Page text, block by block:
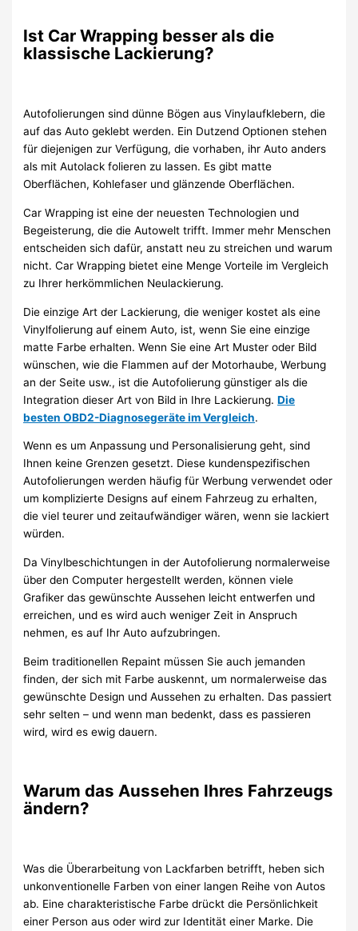
Ist Car Wrapping besser als die
klassische Lackierung?
Autofolierungen sind dünne Bögen aus Vinylaufklebern, die
auf das Auto geklebt werden. Ein Dutzend Optionen stehen
für diejenigen zur Verfügung, die vorhaben, ihr Auto anders
als mit Autolack folieren zu lassen. Es gibt matte
Oberflächen, Kohlefaser und glänzende Oberflächen.
Car Wrapping ist eine der neuesten Technologien und
Begeisterung, die die Autowelt trifft. Immer mehr Menschen
entscheiden sich dafür, anstatt neu zu streichen und warum
nicht. Car Wrapping bietet eine Menge Vorteile im Vergleich
zu Ihrer herkömmlichen Neulackierung.
Die einzige Art der Lackierung, die weniger kostet als eine
Vinylfolierung auf einem Auto, ist, wenn Sie eine einzige
matte Farbe erhalten. Wenn Sie eine Art Muster oder Bild
wünschen, wie die Flammen auf der Motorhaube, Werbung
an der Seite usw., ist die Autofolierung günstiger als die
Integration dieser Art von Bild in Ihre Lackierung.Die
besten OBD2-Diagnosegeräte im Vergleich.
Wenn es um Anpassung und Personalisierung geht, sind
Ihnen keine Grenzen gesetzt. Diese kundenspezifischen
Autofolierungen werden häufig für Werbung verwendet oder
um komplizierte Designs auf einem Fahrzeug zu erhalten,
die viel teurer und zeitaufwändiger wären, wenn sie lackiert
würden.
Da Vinylbeschichtungen in der Autofolierung normalerweise
über den Computer hergestellt werden, können viele
Grafiker das gewünschte Aussehen leicht entwerfen und
erreichen, und es wird auch weniger Zeit in Anspruch
nehmen, es auf Ihr Auto aufzubringen.
Beim traditionellen Repaint müssen Sie auch jemanden
finden, der sich mit Farbe auskennt, um normalerweise das
gewünschte Design und Aussehen zu erhalten. Das passiert
sehr selten – und wenn man bedenkt, dass es passieren
wird, wird es ewig dauern.
Warum das Aussehen Ihres Fahrzeugs
ändern?
Was die Überarbeitung von Lackfarben betrifft, heben sich
unkonventionelle Farben von einer langen Reihe von Autos
ab. Eine charakteristische Farbe drückt die Persönlichkeit
einer Person aus oder wird zur Identität einer Marke. Die